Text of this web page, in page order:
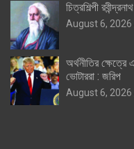
চিত্রশিল্পী রবীন্দ্রনাথ
August 6, 2026
অর্থনীতির
ভোটাররা : জরিপ
August 6, 2026